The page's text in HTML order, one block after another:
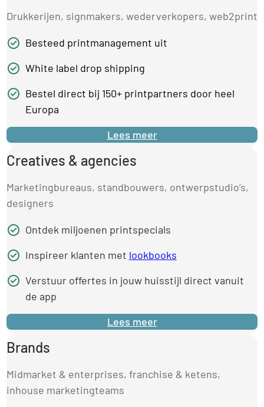
Drukkerijen, signmakers, wederverkopers, web2print
Besteed printmanagement uit
White label drop shipping
Bestel direct bij 150+ printpartners door heel
Europa
Lees meer
Creatives & agencies
Marketingbureaus, standbouwers, ontwerpstudio’s,
designers
Ontdek miljoenen printspecials
Inspireer klanten met lookbooks
Verstuur offertes in jouw huisstijl direct vanuit
de app
Lees meer
Brands
Midmarket & enterprises, franchise & ketens,
inhouse marketingteams